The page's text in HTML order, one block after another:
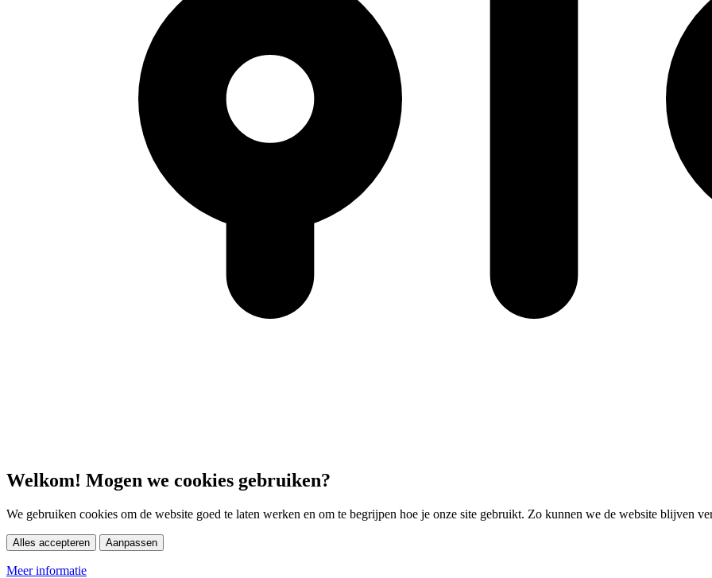
Welkom! Mogen we cookies gebruiken?
We gebruiken cookies om de website goed te laten werken en om te begrijpen hoe je onze site gebruikt. Zo kunnen we de website blijven
Alles accepteren Aanpassen
Meer informatie